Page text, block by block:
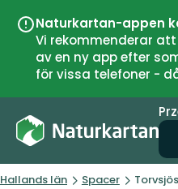
Naturkartan-appen
Vi rekommenderar
av en ny app efter
för vissa telefoner -
Hallands län Spacer